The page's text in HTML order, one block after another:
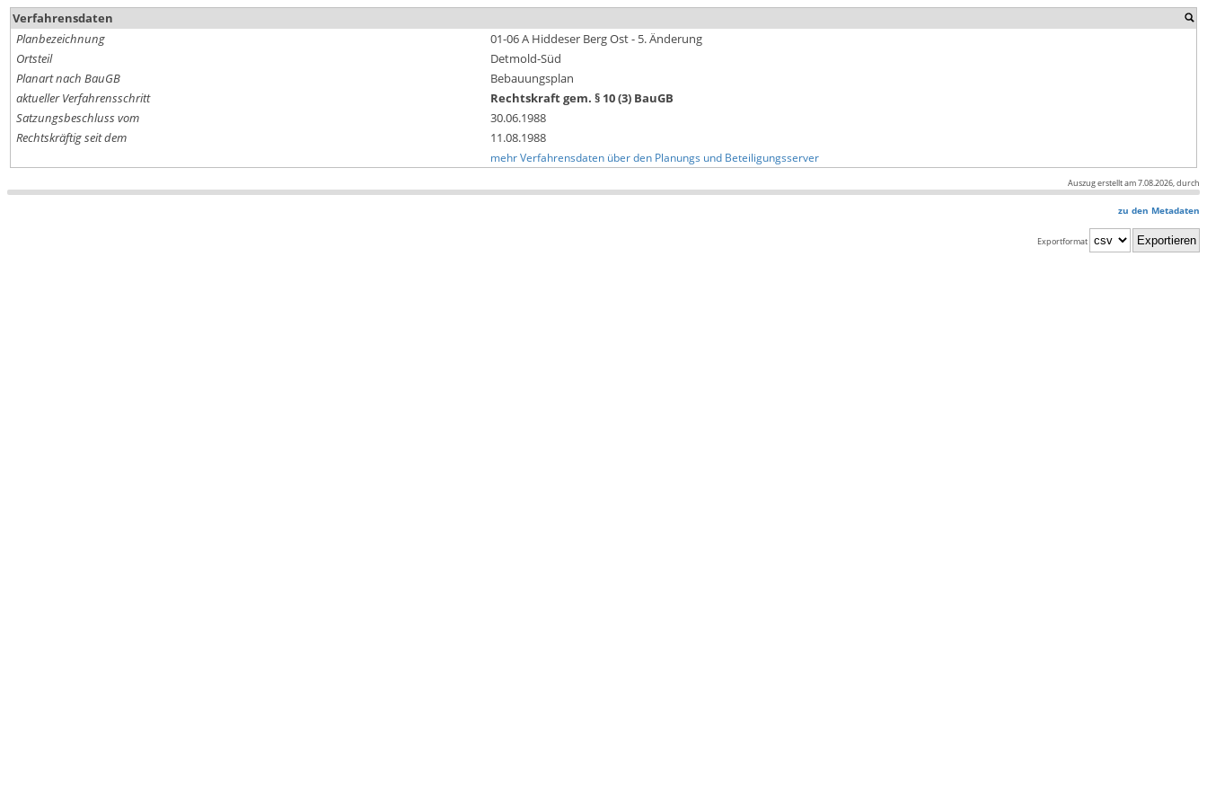
Verfahrensdaten
Planbezeichnung
01-06 A Hiddeser Berg Ost - 5. Änderung
Ortsteil
Detmold-Süd
Planart nach BauGB
Bebauungsplan
aktueller Verfahrensschritt
Rechtskraft gem. § 10 (3) BauGB
Satzungsbeschluss vom
30.06.1988
Rechtskräftig seit dem
11.08.1988
mehr Verfahrensdaten über den Planungs und Beteiligungsserver
Auszug erstellt am 7.08.2026, durch
zu den Metadaten
Exportformat